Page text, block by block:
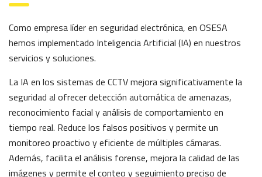
Como empresa líder en seguridad electrónica, en OSESA
hemos implementado Inteligencia Artificial (IA) en nuestros
servicios y soluciones.
La IA en los sistemas de CCTV mejora significativamente la
seguridad al ofrecer detección automática de amenazas,
reconocimiento facial y análisis de comportamiento en
tiempo real. Reduce los falsos positivos y permite un
monitoreo proactivo y eficiente de múltiples cámaras.
Además, facilita el análisis forense, mejora la calidad de las
imágenes y permite el conteo y seguimiento preciso de